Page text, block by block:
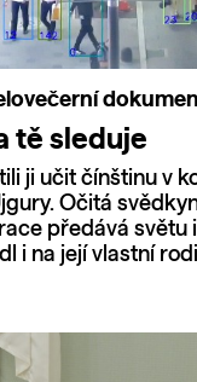
tě sleduje
ji učit čínštinu v
Očitá
předává světu
i na její vlastní